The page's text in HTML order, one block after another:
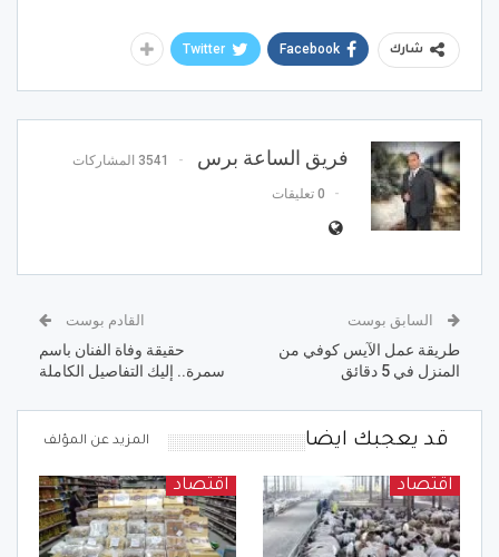
شارك Facebook
Twitter
فريق الساعة برس 3541 المشاركات
0 تعليقات
السابق بوست
طريقة عمل الآيس كوفي من
المنزل في 5 دقائق
القادم بوست
حقيقة وفاة الفنان باسم
سمرة.. إليك التفاصيل الكاملة
قد يعجبك ايضا المزيد عن المؤلف
اقتصاد اقتصاد